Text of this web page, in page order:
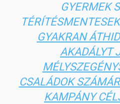
GYERMEK
GYAKRAN
AKADÁLYT
CSALÁDOK
KAMPÁNY